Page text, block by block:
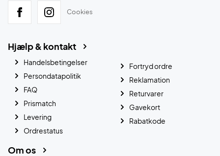
Cookies
Hjælp & kontakt
Handelsbetingelser
Persondatapolitik
FAQ
Prismatch
Levering
Ordrestatus
Fortryd ordre
Reklamation
Returvarer
Gavekort
Rabatkode
Om os